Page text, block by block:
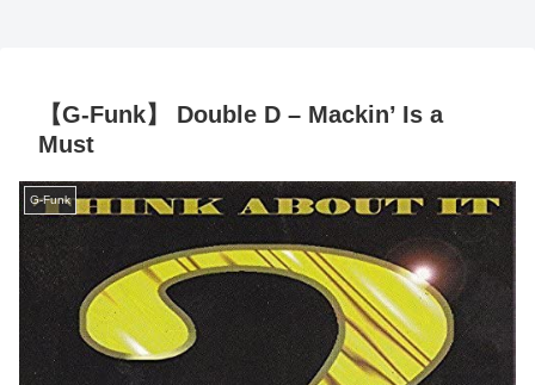
【G-Funk】 Double D – Mackin’ Is a
Must
G-Funk